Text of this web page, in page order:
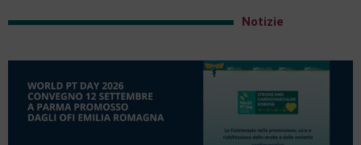
Notizie